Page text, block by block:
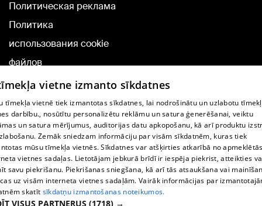
Политическая реклама
Политика
использования cookie
файлов
Добавление
комментариев
TВ-программа
Условия договора
360 Ziņu kontakti
Helio Media
vietne izmanto sīkdatnes
tīmekļa vietnē tiek izmantotas sīkdatnes, lai nodrošinātu un uzlabotu
darbību., nosūtītu personalizētu reklāmu un satura ģenerēšanai, veiktu
un satura mērījumus, auditorijas datu apkopošanu, kā arī produktu
Zemāk sniedzam informāciju par visām sīkdatnēm, kuras tiek
mūsu tīmekļa vietnēs. Sīkdatnes var atšķirties atkarībā no
vietnes sadaļas. Lietotājam jebkurā brīdī ir iespēja piekrist, atteikties
savu piekrišanu. Piekrišanas sniegšana, kā arī tās atsaukšana vai
uz visām interneta vietnes sadaļām. Vairāk informācijas par
skatīt sīkdatņu izmantošanas noteikumos.
VISUS PARTNERUS (1718) →